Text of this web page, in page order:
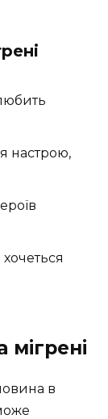
настрою,
мігрені
в